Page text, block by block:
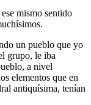
mismo sentido
un pueblo que yo
grupo, le iba
a nivel
elementos que en
antiquísima, tenían